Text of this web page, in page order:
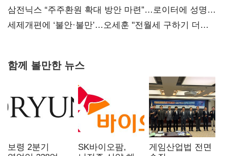
대전’
삼전닉스 “주주환원 확대 방안 마련”…로이터에 성명
보내
세제개편에 ‘불안·불만’…오세훈 "전월세 구하기 더
함께 볼만한 뉴스
보령 2분기
SK바이오팜,
게임산업법 전면